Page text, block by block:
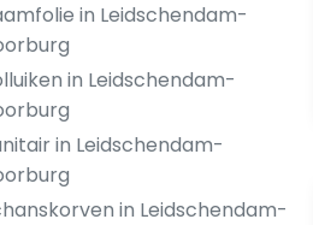
in Leidschendam-
in Leidschendam-
in Leidschendam-
in Leidschendam-